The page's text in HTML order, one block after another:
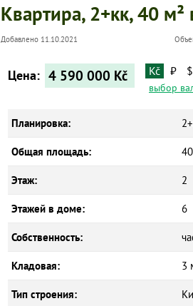
Квартира, 2+кк, 40 м²
Добавлено 11.10.2021
Цена: 4 590 000 Kč Kč ₽ $
выбор
Планировка:
Общая площадь:
Этаж: 2
Этажей в доме: 6
Собственность:
Кладовая: 3
Тип строения: